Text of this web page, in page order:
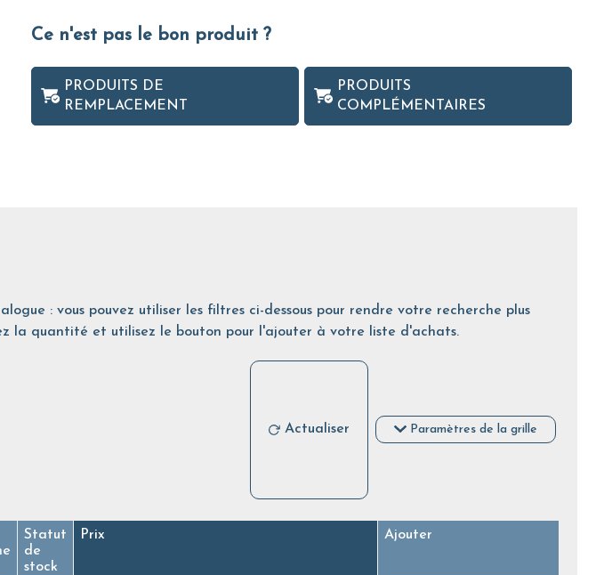
Ce n'est pas le bon produit ?
PRODUITS DE
REMPLACEMENT
PRODUITS
COMPLÉMENTAIRES
: vous pouvez utiliser les filtres ci-dessous pour rendre votre recherche plus
la quantité et utilisez le bouton pour l'ajouter à votre liste d'achats.
Actualiser Paramètres de la grille
Statut
de
stock
Prix Ajouter